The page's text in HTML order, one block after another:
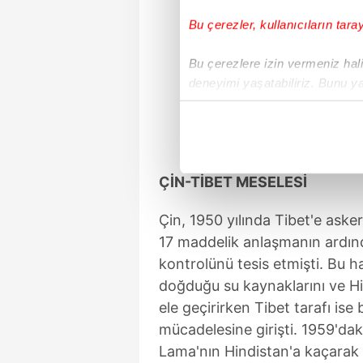
Bu çerezler, kullanıcıların
Bu çerezlere izin vermeniz
deneyimi yaşatabiliriz. Bunu
içerikleri sunabilmek adına
çerezler vasıtasıyla çeşitli
amacıyla kullanılmaktadır.
reklam/pazarlama
Çerezlere ilişkin tercihlerinizi
butonuna tıklayabilir,Çerez
6698 sayılı Kişisel Verilerin
ÇİN-TİBET MESELESİ
Çin, 1950 yılında Tibet'e
17 maddelik anlaşmanın
kontrolünü tesis etmişti. Bu
doğduğu su kaynaklarını ve
ele geçirirken Tibet tarafı ise
mücadelesine girişti.
Lama'nın Hindistan'a